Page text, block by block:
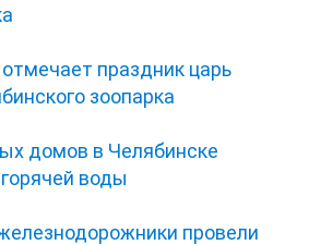
праздник царь
зоопарка
домов в Челябинске
воды
провели